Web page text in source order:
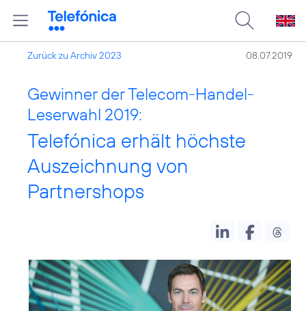
Zurück zu Archiv 2023 08.07.2019
Gewinner der Telecom-Handel-
Leserwahl 2019:
Telefónica erhält höchste
Auszeichnung von
Partnershops